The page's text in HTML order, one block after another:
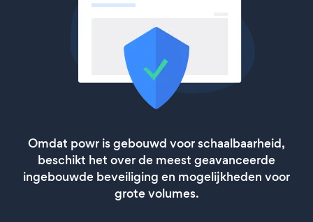
Omdat powr is gebouwd voor schaalbaarheid,
beschikt het over de meest geavanceerde
ingebouwde beveiliging en mogelijkheden voor
grote volumes.